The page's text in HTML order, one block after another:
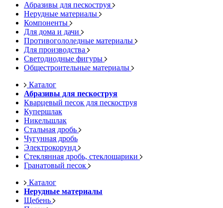
Абразивы для пескоструя
Нерудные материалы
Компоненты
Для дома и дачи
Противогололедные материалы
Для производства
Светодиодные фигуры
Общестроительные материалы
Каталог
Абразивы для пескоструя
Кварцевый песок для пескоструя
Купершлак
Никельшлак
Стальная дробь
Чугунная дробь
Электрокорунд
Стеклянная дробь, стеклошарики
Гранатовый песок
Каталог
Нерудные материалы
Щебень